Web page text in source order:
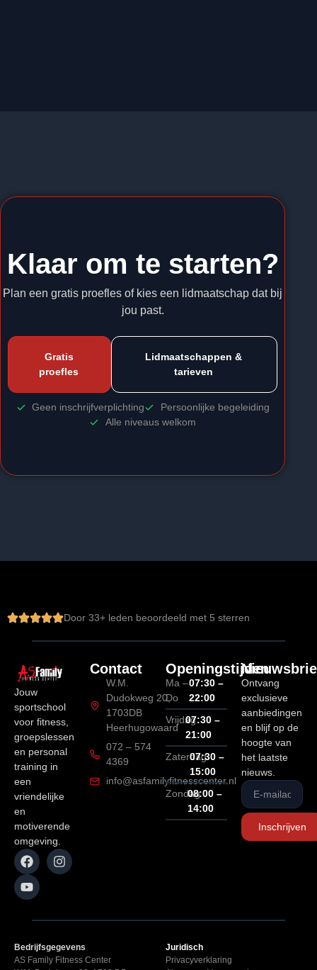
Klaar om te starten?
Plan een gratis proefles of kies een lidmaatschap dat bij
jou past.
Gratis
proefles
Lidmaatschappen &
tarieven
Geen inschrijfverplichting
Persoonlijke begeleiding
Alle niveaus welkom
Door 33+ leden beoordeeld met 5 sterren
Jouw
sportschool
voor fitness,
groepslessen
en personal
training in
een
vriendelijke
en
motiverende
omgeving.
Contact
W.M.
Dudokweg 20,
1703DB
Heerhugowaard
072 – 574
4369
info@asfamilyfitnesscenter.nl
Openingstijden
Ma –
Do
07:30 –
22:00
Vrijdag07:30 –
21:00
Zaterdag07:30 –
15:00
Zondag08:00 –
14:00
Ontvang
exclusieve
aanbiedingen
en blijf op de
hoogte van
het laatste
nieuws.
Inschrijven
Bedrijfsgegevens
AS Family Fitness Center
Juridisch
Privacyverklaring